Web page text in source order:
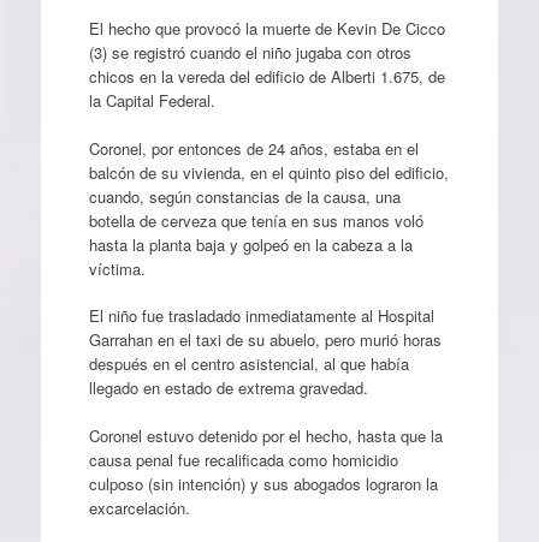
El hecho que provocó la muerte de Kevin De Cicco
(3) se registró cuando el niño jugaba con otros
chicos en la vereda del edificio de Alberti 1.675, de
la Capital Federal.
Coronel, por entonces de 24 años, estaba en el
balcón de su vivienda, en el quinto piso del edificio,
cuando, según constancias de la causa, una
botella de cerveza que tenía en sus manos voló
hasta la planta baja y golpeó en la cabeza a la
víctima.
El niño fue trasladado inmediatamente al Hospital
Garrahan en el taxi de su abuelo, pero murió horas
después en el centro asistencial, al que había
llegado en estado de extrema gravedad.
Coronel estuvo detenido por el hecho, hasta que la
causa penal fue recalificada como homicidio
culposo (sin intención) y sus abogados lograron la
excarcelación.